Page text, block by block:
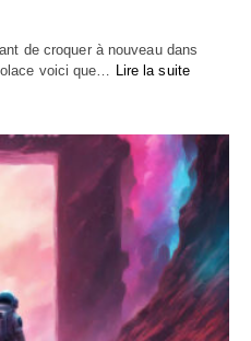
de croquer à nouveau dans
voici que… Lire la suite